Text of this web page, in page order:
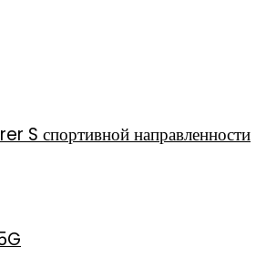
спортивной направленности